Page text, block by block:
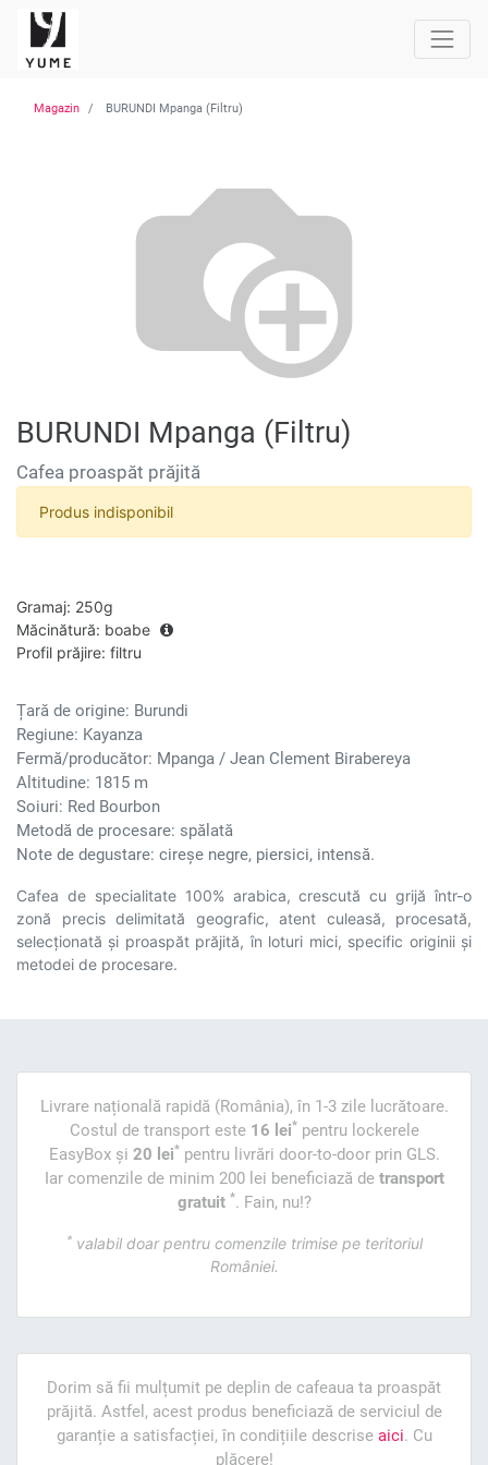
Magazin BURUNDI Mpanga (Filtru)
BURUNDI Mpanga (Filtru)
Cafea proaspăt prăjită
Produs indisponibil
Gramaj: 250g
Măcinătură: boabe
Profil prăjire: filtru
Țară de origine: Burundi
Regiune: Kayanza
Fermă/producător: Mpanga / Jean Clement Birabereya
Altitudine: 1815 m
Soiuri: Red Bourbon
Metodă de procesare: spălată
Note de degustare: cireșe negre, piersici, intensă.
Cafea de specialitate 100% arabica, crescută cu grijă într-o
zonă precis delimitată geografic, atent culeasă, procesată,
selecționată și proaspăt prăjită, în loturi mici, specific originii și
metodei de procesare.
Livrare națională rapidă (România), în 1-3 zile lucrătoare.
Costul de transport este 16 lei* pentru lockerele
EasyBox și 20 lei* pentru livrări door-to-door prin GLS.
Iar comenzile de minim 200 lei beneficiază de transport
gratuit *. Fain, nu!?
*valabil doar pentru comenzile trimise pe teritoriul
României.
Dorim să fii mulțumit pe deplin de cafeaua ta proaspăt
prăjită. Astfel, acest produs beneficiază de serviciul de
garanție a satisfacției, în condițiile descrise aici. Cu
plăcere!